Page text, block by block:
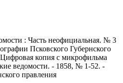
: Часть неофициальная. № 3
Псковского Губернского
копия с микрофильма
ведомости. - 1858, № 1-52. -
правления